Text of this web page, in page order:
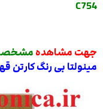
C754
جهت مشاهده
مینولتا بی رنگ کارتن